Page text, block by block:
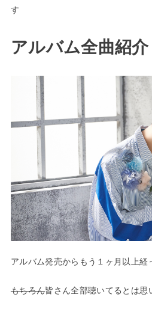
す
アルバム全曲紹介
アルバム発売からもう１ヶ月以上経
もちろん皆さん全部聴いてるとは思